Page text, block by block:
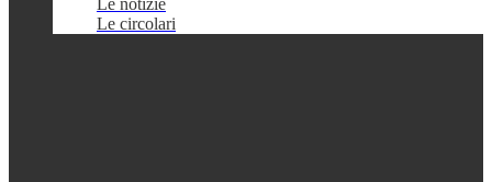
Le notizie
Le circolari